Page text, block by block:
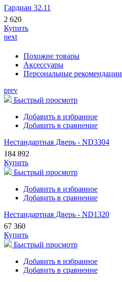
Гардиан 32.11
2 620
Купить
next
Похожие товары
Аксессуары
Персональные рекомендации
prev
Быстрый просмотр
Добавить в избранное
Добавить в сравнение
Нестандартная Дверь - ND3304
184 892
Купить
Быстрый просмотр
Добавить в избранное
Добавить в сравнение
Нестандартная Дверь - ND1320
67 360
Купить
Быстрый просмотр
Добавить в избранное
Добавить в сравнение